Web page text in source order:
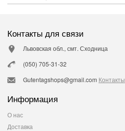
Контакты для связи
Львовская обл., смт. Сходница
(050) 705-31-32
Gutentagshops@gmail.com Контакты
Информация
О нас
Доставка